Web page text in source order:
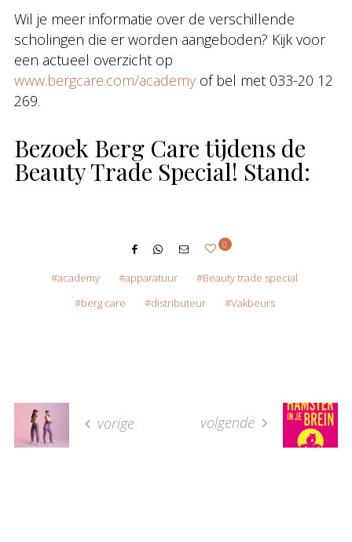
Wil je meer informatie over de verschillende
scholingen die er worden aangeboden? Kijk voor
een actueel overzicht op
www.bergcare.com/academy of bel met 033-20 12
269.
Bezoek Berg Care tijdens de
Beauty Trade Special! Stand:
0
academy apparatuur
Beauty trade special
berg care
distributeur Vakbeurs
vorige volgende